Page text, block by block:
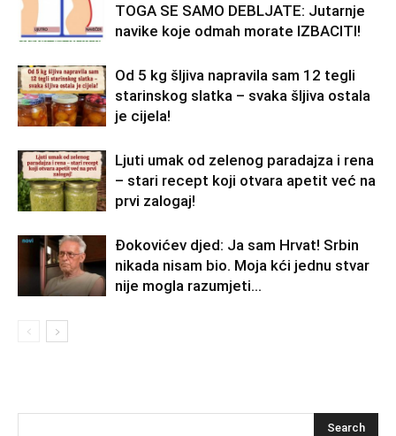
TOGA SE SAMO DEBLJATE: Jutarnje
navike koje odmah morate IZBACITI!
Od 5 kg šljiva napravila sam 12 tegli
starinskog slatka – svaka šljiva ostala
je cijela!
Ljuti umak od zelenog paradajza i rena
– stari recept koji otvara apetit već na
prvi zalogaj!
Đokovićev djed: Ja sam Hrvat! Srbin
nikada nisam bio. Moja kći jednu stvar
nije mogla razumjeti…